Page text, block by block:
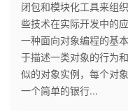
个
人
主
我
的
闭包和模块化工具来组
些技术在实际开发中的
一种面向对象编程的基
于描述一类对象的行为
似的对象实例，每个对
一个简单的银行...